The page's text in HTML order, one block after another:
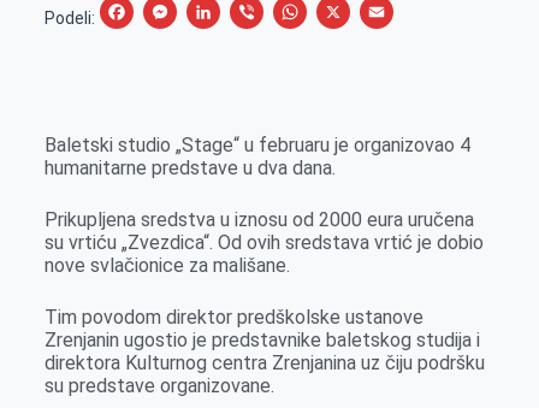
Podeli:
F
b
o
o
k
M
e
n
g
e
L
e
d
I
n
V
r
W
s
A
p
p
X
E
l
Baletski studio „Stage“ u februaru je organizovao 4
humanitarne predstave u dva dana.
Prikupljena sredstva u iznosu od 2000 eura uručena
su vrtiću „Zvezdica“. Od ovih sredstava vrtić je dobio
nove svlačionice za mališane.
Tim povodom direktor predškolske ustanove
Zrenjanin ugostio je predstavnike baletskog studija i
direktora Kulturnog centra Zrenjanina uz čiju podršku
su predstave organizovane.